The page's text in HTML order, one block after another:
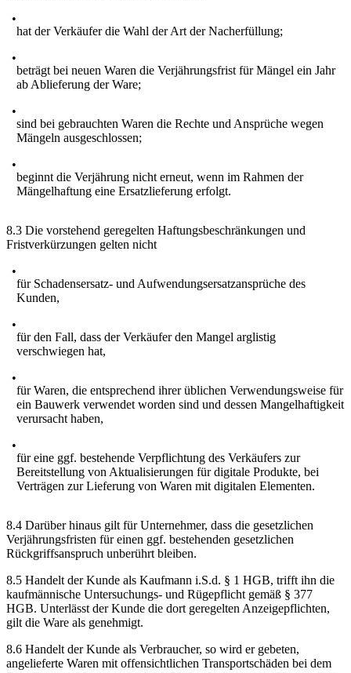
hat der Verkäufer die Wahl der Art der Nacherfüllung;
beträgt bei neuen Waren die Verjährungsfrist für Mängel ein Jahr
ab Ablieferung der Ware;
sind bei gebrauchten Waren die Rechte und Ansprüche wegen
Mängeln ausgeschlossen;
beginnt die Verjährung nicht erneut, wenn im Rahmen der
Mängelhaftung eine Ersatzlieferung erfolgt.
8.3 Die vorstehend geregelten Haftungsbeschränkungen und
Fristverkürzungen gelten nicht
für Schadensersatz- und Aufwendungsersatzansprüche des
Kunden,
für den Fall, dass der Verkäufer den Mangel arglistig
verschwiegen hat,
für Waren, die entsprechend ihrer üblichen Verwendungsweise für
ein Bauwerk verwendet worden sind und dessen Mangelhaftigkeit
verursacht haben,
für eine ggf. bestehende Verpflichtung des Verkäufers zur
Bereitstellung von Aktualisierungen für digitale Produkte, bei
Verträgen zur Lieferung von Waren mit digitalen Elementen.
8.4 Darüber hinaus gilt für Unternehmer, dass die gesetzlichen
Verjährungsfristen für einen ggf. bestehenden gesetzlichen
Rückgriffsanspruch unberührt bleiben.
8.5 Handelt der Kunde als Kaufmann i.S.d. § 1 HGB, trifft ihn die
kaufmännische Untersuchungs- und Rügepflicht gemäß § 377
HGB. Unterlässt der Kunde die dort geregelten Anzeigepflichten,
gilt die Ware als genehmigt.
8.6 Handelt der Kunde als Verbraucher, so wird er gebeten,
angelieferte Waren mit offensichtlichen Transportschäden bei dem